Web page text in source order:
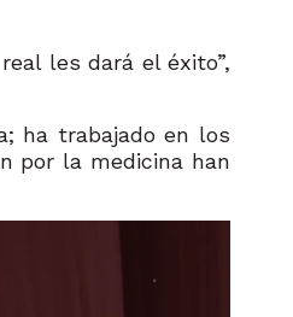
les dará el éxito”,
ha trabajado en los
por la medicina han